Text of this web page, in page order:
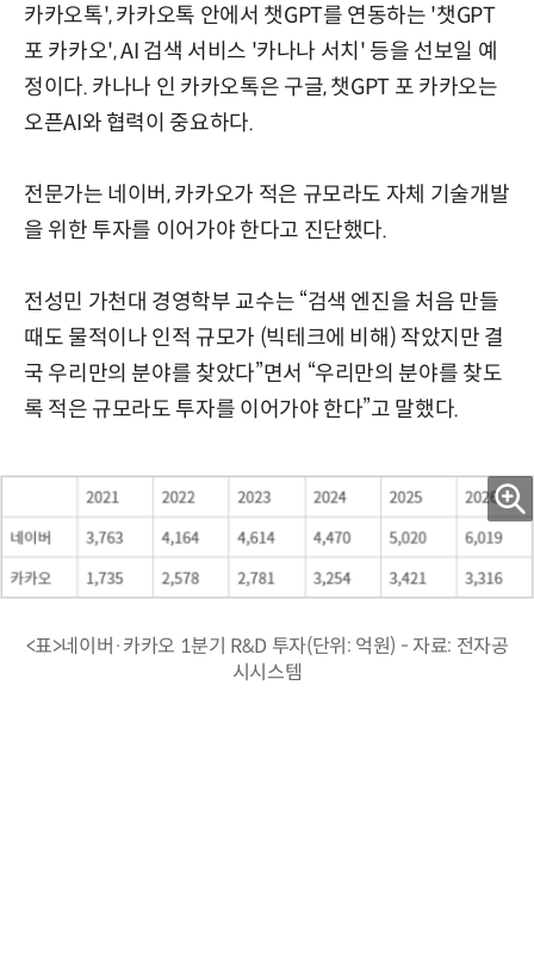
카카오톡', 카카오톡 안에서 챗GPT를 연동하는 '챗GPT
포 카카오', AI 검색 서비스 '카나나 서치' 등을 선보일 예
정이다. 카나나 인 카카오톡은 구글, 챗GPT 포 카카오는
오픈AI와 협력이 중요하다.
전문가는 네이버, 카카오가 적은 규모라도 자체 기술개발
을 위한 투자를 이어가야 한다고 진단했다.
전성민 가천대 경영학부 교수는 “검색 엔진을 처음 만들
때도 물적이나 인적 규모가 (빅테크에 비해) 작았지만 결
국 우리만의 분야를 찾았다”면서 “우리만의 분야를 찾도
록 적은 규모라도 투자를 이어가야 한다”고 말했다.
<표>네이버·카카오 1분기 R&D 투자(단위: 억원) - 자료: 전자공
시시스템